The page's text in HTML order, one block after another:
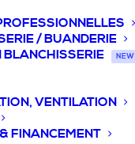
/ BUANDERIE
NEW
VENTILATION
FINANCEMENT